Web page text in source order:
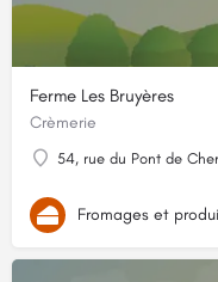
Ferme Les Bruyères
Crèmerie
54, rue du Pont de
Fromages et